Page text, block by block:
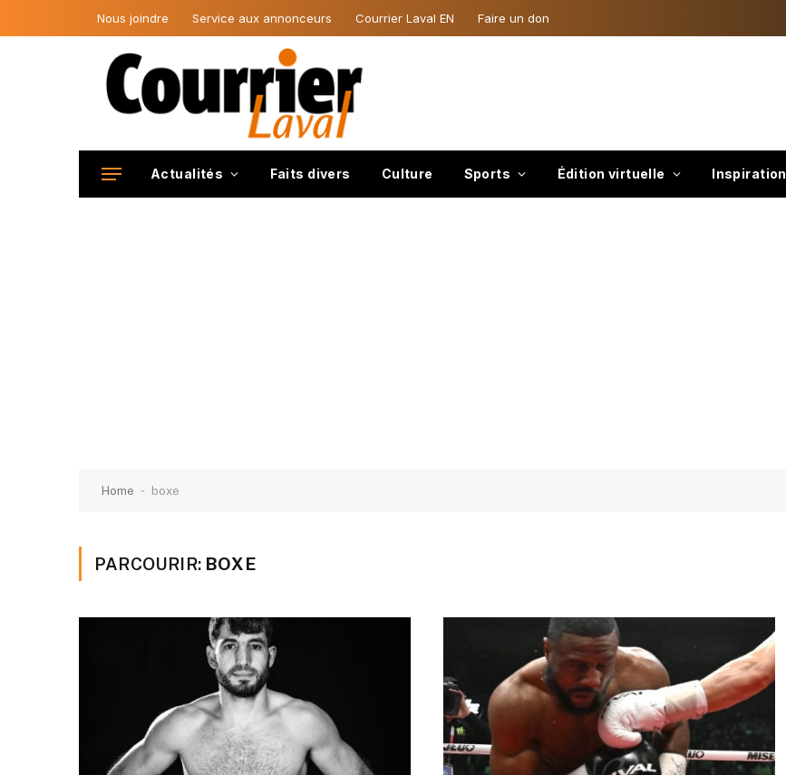
Nous joindre Service aux annonceurs Courrier Laval EN Faire un don
Actualités Faits divers Culture Sports Édition virtuelle Inspiration
Home - boxe
PARCOURIR: BOXE